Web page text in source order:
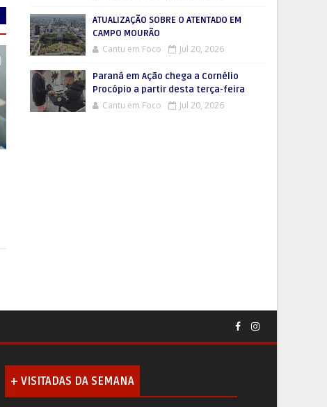
ATUALIZAÇÃO SOBRE O ATENTADO EM
CAMPO MOURÃO
Cantu em Foco Jul 20, 2026
Paraná em Ação chega a Cornélio
Procópio a partir desta terça-feira
Cantu em Foco Jul 20, 2026
+ VISITADAS DA SEMANA